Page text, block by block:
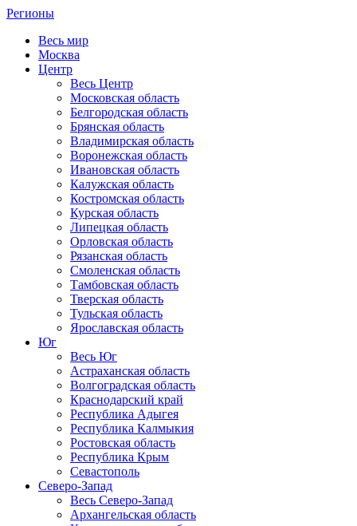
Регионы
Весь мир
Москва
Центр
Весь Центр
Московская область
Белгородская область
Брянская область
Владимирская область
Воронежская область
Ивановская область
Калужская область
Костромская область
Курская область
Липецкая область
Орловская область
Рязанская область
Смоленская область
Тамбовская область
Тверская область
Тульская область
Ярославская область
Юг
Весь Юг
Астраханская область
Волгоградская область
Краснодарский край
Республика Адыгея
Республика Калмыкия
Ростовская область
Республика Крым
Севастополь
Северо-Запад
Весь Северо-Запад
Архангельская область